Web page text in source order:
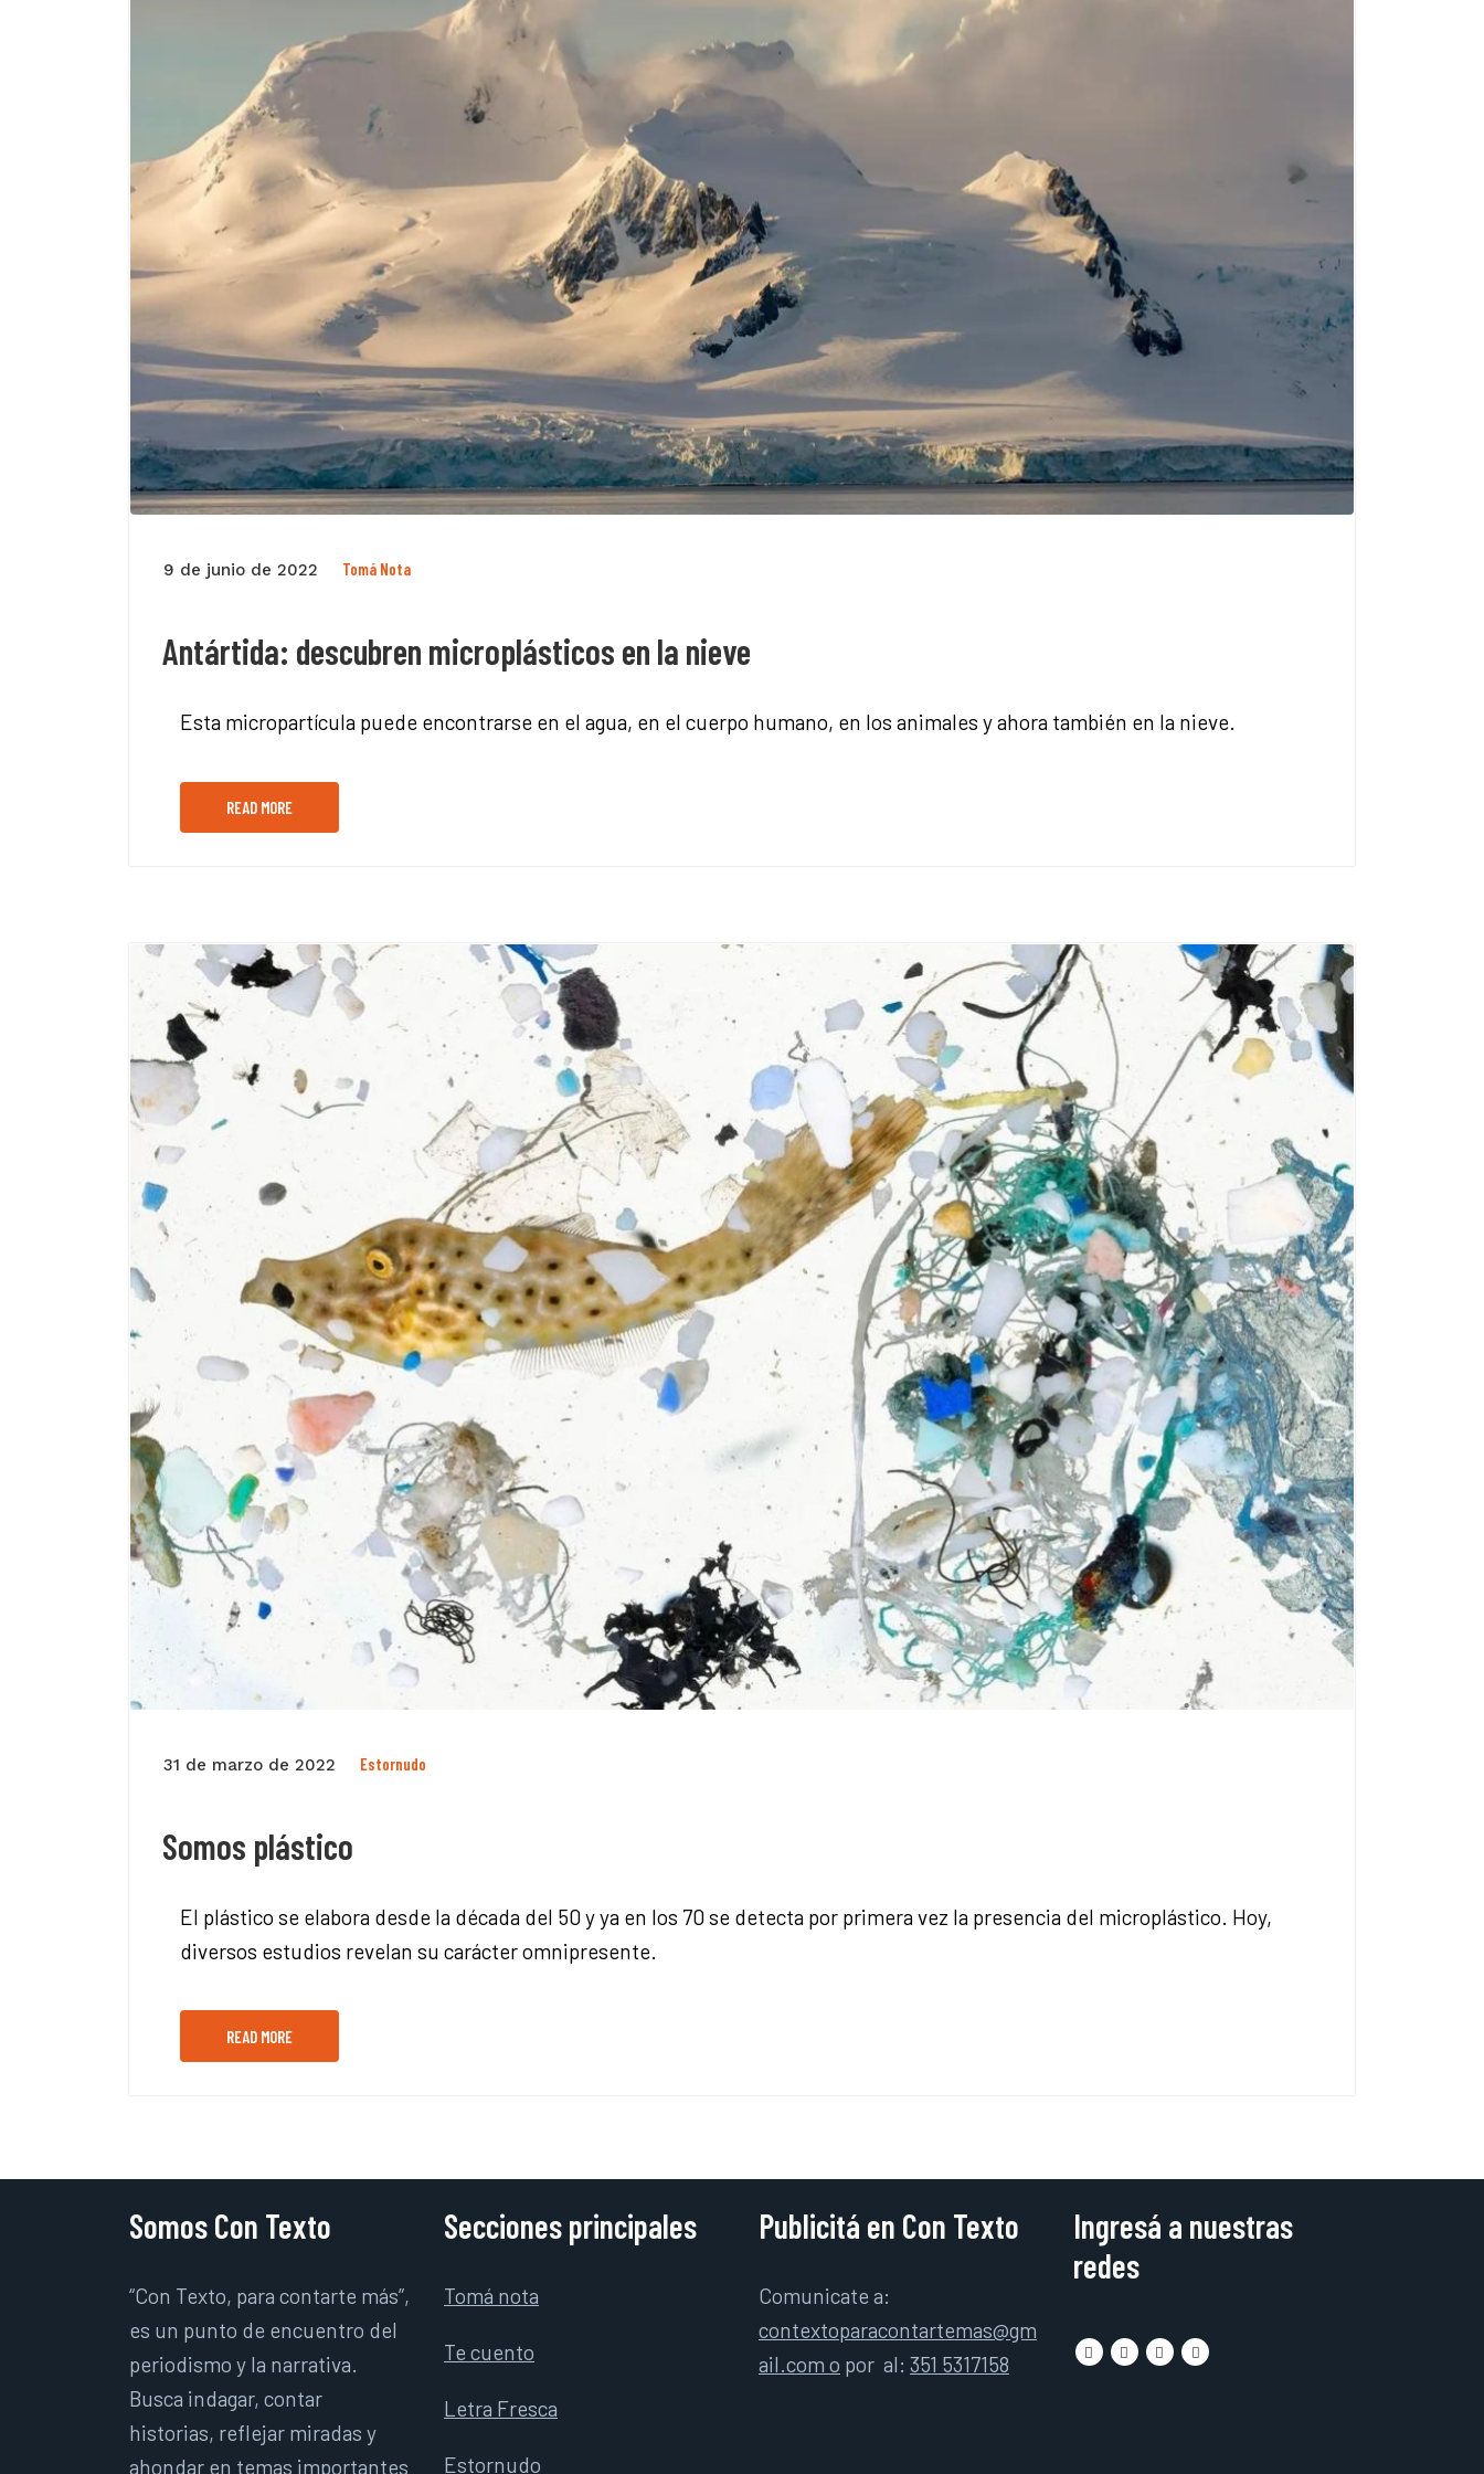
9 de junio de 2022 Tomá Nota
Antártida: descubren microplásticos en la nieve
Esta micropartícula puede encontrarse en el agua, en el cuerpo humano, en los animales y ahora también en la nieve.
READ MORE
31 de marzo de 2022 Estornudo
Somos plástico
El plástico se elabora desde la década del 50 y ya en los 70 se detecta por primera vez la presencia del microplástico. Hoy,
diversos estudios revelan su carácter omnipresente.
READ MORE
Somos Con Texto
“Con Texto, para contarte más”,
es un punto de encuentro del
periodismo y la narrativa.
Busca indagar, contar
historias, reflejar miradas y
ahondar en temas importantes
Secciones principales
Tomá nota
Te cuento
Letra Fresca
Estornudo
Publicitá en Con Texto
Comunicate a:
contextoparacontartemas@gm
ail.com o por al: 351 5317158
Ingresá a nuestras
redes